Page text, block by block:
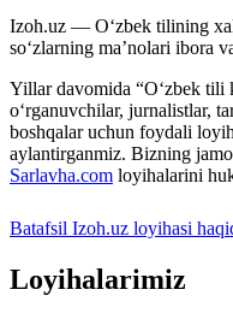
Izoh.uz — O‘zbek tilining
so‘zlarning ma’nolari ibora
Yillar davomida “O‘zbek tili
o‘rganuvchilar, jurnalistlar,
boshqalar uchun foydali
aylantirganmiz. Bizning
Sarlavha.com loyihalarini
Batafsil Izoh.uz loyihasi
Loyihalarimiz